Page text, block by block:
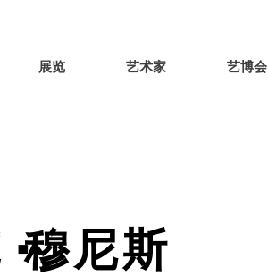
展览 艺术家 艺博会
穆尼斯